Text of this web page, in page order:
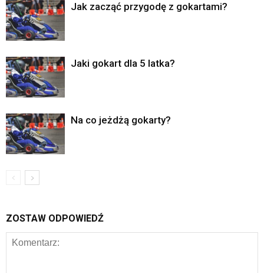
Jak zacząć przygodę z gokartami?
Jaki gokart dla 5 latka?
Na co jeżdżą gokarty?
ZOSTAW ODPOWIEDŹ